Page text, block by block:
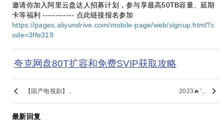
邀请你加入阿里云盘达人招募计划，参与享最高50TB容量、延期
卡等福利 ------------ 点此链接报名参加
https://pages.aliyundrive.com/mobile-page/web/signup.html?c
ode=3ffe319
夸克网盘80T扩容和免费SVIP获取攻略
keyboard_arrow_left 【国产电视剧】.. 2023🔥’.. keyboard_arrow_right
最新回复